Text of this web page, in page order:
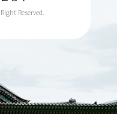
Reserved.